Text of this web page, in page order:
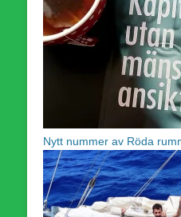
Nytt nummer av Röda